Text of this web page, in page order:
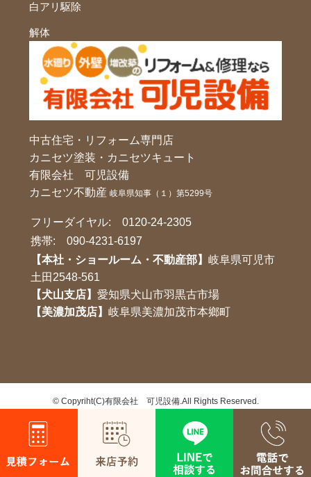
白アリ駆除
解体
中古住宅・リフォーム専門店
カニセツ塗装・カニセツキュート
有限会社 可児設備
カニセツ不動産岐阜県知事（１）第5299号
フリーダイヤル:0120-24-2305
携帯:090-4231-6197
【本社・ショールーム・不動産部】岐阜県可児市
土田2548-561
【犬山支店】愛知県犬山市羽黒古市場
【美濃加茂店】岐阜県美濃加茂市本鄉町
©Copyriht(C)有限会社 可児設備.All Rights Reserved.